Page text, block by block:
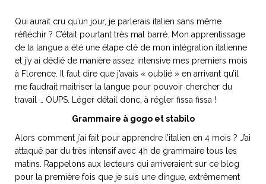
Lucia
Les cuirs de
Toscane
Qui aurait cru qu’un jour, je parlerais italien sans même
réfléchir ? C’était pourtant très mal barré. Mon apprentissage
de la langue a été une étape clé de mon intégration italienne
et j’y ai dédié de manière assez intensive mes premiers mois
à Florence. Il faut dire que j’avais « oublié » en arrivant qu’il
me faudrait maitriser la langue pour pouvoir chercher du
travail … OUPS. Léger détail donc, à régler fissa fissa !
Grammaire à gogo et stabilo
Alors comment j’ai fait pour apprendre l’italien en 4 mois ? J’ai
attaqué par du très intensif avec 4h de grammaire tous les
matins. Rappelons aux lecteurs qui arriveraient sur ce blog
pour la première fois que je suis une dingue, extrêmement